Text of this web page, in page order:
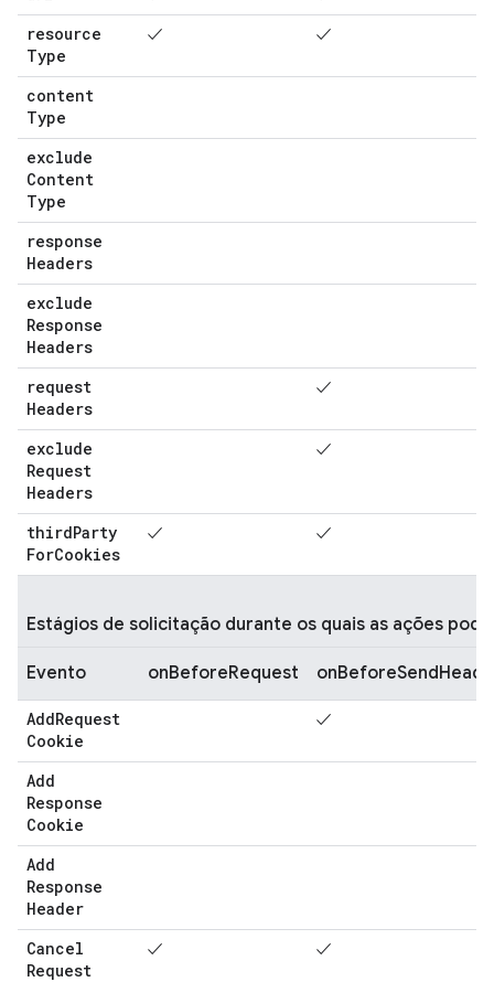
resource
Type
✓ ✓
content
Type
exclude
Content
Type
response
Headers
exclude
Response
Headers
request
Headers
✓
exclude
Request
Headers
✓
thirdParty
ForCookies
✓ ✓
Estágios de solicitação durante os quais as ações
Evento onBeforeRequest
AddRequest
Cookie
✓
Add
Response
Cookie
Add
Response
Header
Cancel
Request
✓ ✓